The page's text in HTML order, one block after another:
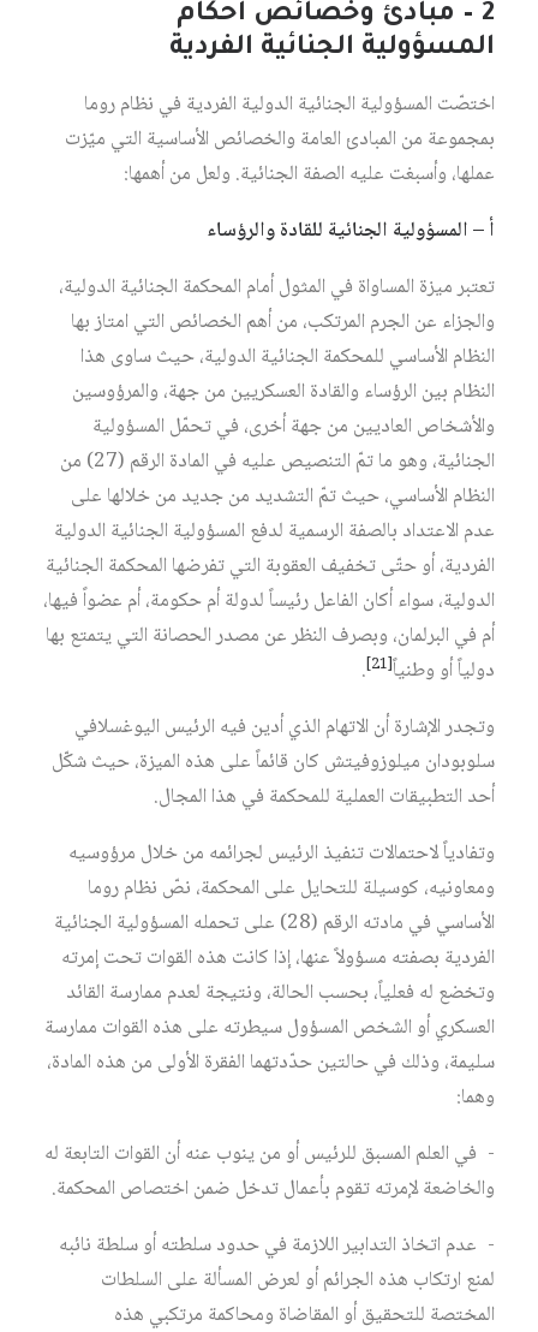
2 – مبادئ وخصائص أحكام
المسؤولية الجنائية الفردية
اختصّت المسؤولية الجنائية الدولية الفردية في نظام روما
بمجموعة من المبادئ العامة والخصائص الأساسية التي ميّزت
عملها، وأسبغت عليه الصفة الجنائية. ولعل من أهمها:
أ – المسؤولية الجنائية للقادة والرؤساء
تعتبر ميزة المساواة في المثول أمام المحكمة الجنائية الدولية،
والجزاء عن الجرم المرتكب، من أهم الخصائص التي امتاز بها
النظام الأساسي للمحكمة الجنائية الدولية، حيث ساوى هذا
النظام بين الرؤساء والقادة العسكريين من جهة، والمرؤوسين
والأشخاص العاديين من جهة أخرى، في تحمّل المسؤولية
الجنائية، وهو ما تمّ التنصيص عليه في المادة الرقم (27) من
النظام الأساسي، حيث تمّ التشديد من جديد من خلالها على
عدم الاعتداد بالصفة الرسمية لدفع المسؤولية الجنائية الدولية
الفردية، أو حتّى تخفيف العقوبة التي تفرضها المحكمة الجنائية
الدولية، سواء أكان الفاعل رئيساً لدولة أم حكومة، أم عضواً فيها،
أم في البرلمان، وبصرف النظر عن مصدر الحصانة التي يتمتع بها
دولياً أو وطنياً[21]
.
وتجدر الإشارة أن الاتهام الذي أدين فيه الرئيس اليوغسلافي
سلوبودان ميلوزوفيتش كان قائماً على هذه الميزة، حيث شكّل
أحد التطبيقات العملية للمحكمة في هذا المجال.
وتفادياً لاحتمالات تنفيذ الرئيس لجرائمه من خلال مرؤوسيه
ومعاونيه، كوسيلة للتحايل على المحكمة، نصّ نظام روما
الأساسي في مادته الرقم (28) على تحمله المسؤولية الجنائية
الفردية بصفته مسؤولاً عنها، إذا كانت هذه القوات تحت إمرته
وتخضع له فعلياً، بحسب الحالة، ونتيجة لعدم ممارسة القائد
العسكري أو الشخص المسؤول سيطرته على هذه القوات ممارسة
سليمة، وذلك في حالتين حدّدتهما الفقرة الأولى من هذه المادة،
وهما:
- في العلم المسبق للرئيس أو من ينوب عنه أن القوات التابعة له
والخاضعة لإمرته تقوم بأعمال تدخل ضمن اختصاص المحكمة.
- عدم اتخاذ التدابير اللازمة في حدود سلطته أو سلطة نائبه
لمنع ارتكاب هذه الجرائم أو لعرض المسألة على السلطات
المختصة للتحقيق أو المقاضاة ومحاكمة مرتكبي هذه